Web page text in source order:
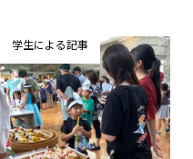
学生による記事